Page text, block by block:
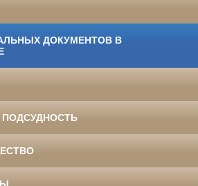
ДОКУМЕНТОВ В
ПОДСУДНОСТЬ